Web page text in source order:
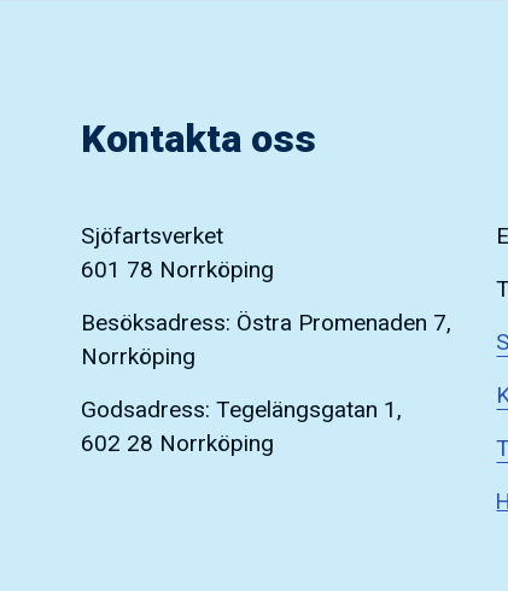
Kontakta oss
Sjöfartsverket
601 78 Norrköping
Besöksadress: Östra Promenaden 7,
Norrköping
Godsadress: Tegelängsgatan 1,
602 28 Norrköping